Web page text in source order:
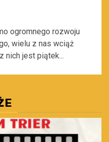
ogromnego rozwoju
wielu z nas wciąż
nich jest piątek...